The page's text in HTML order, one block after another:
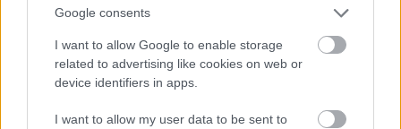
Google consents
I want to allow Google to enable storage
related to advertising like cookies on web or
device identifiers in apps.
I want to allow my user data to be sent to